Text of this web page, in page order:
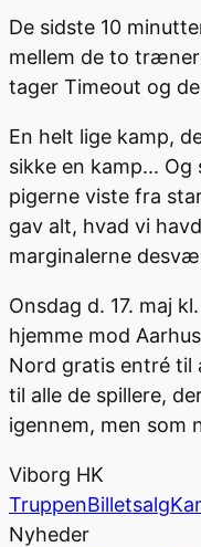
De sidste 10
mellem de to
tager Timeout og
En helt lige kamp,
sikke en kamp...
pigerne viste fra
gav alt, hvad vi
marginalerne
Onsdag d. 17. maj
hjemme mod
Nord gratis entré til
til alle de spillere,
igennem, men som
Viborg HK
TruppenBilletsalg
Nyheder